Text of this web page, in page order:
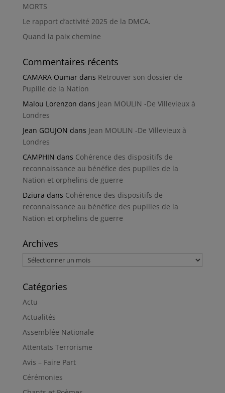
MORTS
Le rapport d’activité 2025 de la DMCA.
Quand la paix chemine
Commentaires récents
CAMARA Oumardans Retrouver son dossier de
Pupille de la Nation
Malou Lorenzon dans Jean MOULIN -De Villevieux à
Londres
Jean GOUJON dans Jean MOULIN -De Villevieux à
Londres
CAMPHIN dans Cohérence des dispositifs de
reconnaissance au bénéfice des pupilles de la
Nation et orphelins de guerre
Dziura dans Cohérence des dispositifs de
reconnaissance au bénéfice des pupilles de la
Nation et orphelins de guerre
Archives
Archives
Catégories
Actu
Actualités
Assemblée Nationale
Attentats Terrorisme
Avis – Faire Part
Cérémonies